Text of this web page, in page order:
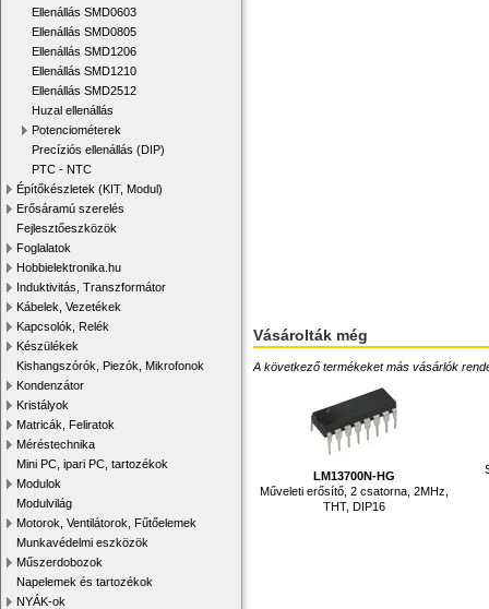
Ellenállás SMD0603
Ellenállás SMD0805
Ellenállás SMD1206
Ellenállás SMD1210
Ellenállás SMD2512
Huzal ellenállás
Potenciométerek
Precíziós ellenállás (DIP)
PTC - NTC
Építőkészletek (KIT, Modul)
Erősáramú szerelés
Fejlesztőeszközök
Foglalatok
Hobbielektronika.hu
Induktivitás, Transzformátor
Kábelek, Vezetékek
Kapcsolók, Relék
Készülékek
Kishangszórók, Piezók, Mikrofonok
Kondenzátor
Kristályok
Matricák, Feliratok
Méréstechnika
Mini PC, ipari PC, tartozékok
Modulok
Modulvilág
Motorok, Ventilátorok, Fűtőelemek
Munkavédelmi eszközök
Műszerdobozok
Napelemek és tartozékok
NYÁK-ok
Vásárolták még
A következő termékeket más vásárlók
LM13700N-HG
Műveleti erősítő, 2 csatorna, 2MHz,
THT, DIP16